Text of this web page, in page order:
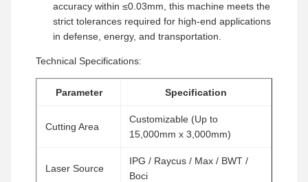
accuracy within ≤0.03mm, this machine meets the
strict tolerances required for high-end applications
in defense, energy, and transportation.
Technical Specifications:
Parameter Specification
Cutting Area
Customizable (Up to
15,000mm x 3,000mm)
Laser Source
IPG / Raycus / Max / BWT /
Boci